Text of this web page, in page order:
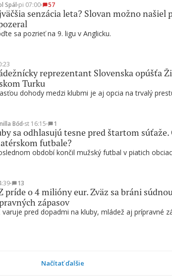
sa pozrieť na 9. ligu v Anglicku.
senzácia leta? Slovan možno našiel
Spál∙pi 07:00∙ 57
dohody medzi klubmi je aj opcia na trvalý
reprezentant Slovenska opúšťa
Turku
období končil mužský futbal v piatich
sa odhlasujú tesne pred štartom súťaže.
futbale?
Bőd∙st 16:15∙ 1
varuje pred dopadmi na kluby, mládež aj prípravné
príde o 4 milióny eur. Zväz sa bráni
zápasov
∙ 13
Načítať ďalšie